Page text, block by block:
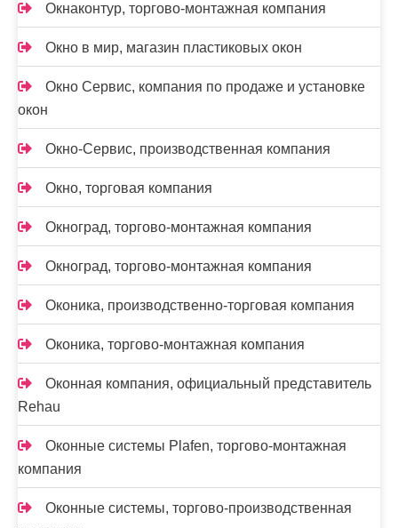
Окнаконтур, торгово-монтажная компания
Окно в мир, магазин пластиковых окон
Окно Сервис, компания по продаже и установке
окон
Окно-Сервис, производственная компания
Окно, торговая компания
Окноград, торгово-монтажная компания
Окноград, торгово-монтажная компания
Оконика, производственно-торговая компания
Оконика, торгово-монтажная компания
Оконная компания, официальный представитель
Rehau
Оконные системы Plafen, торгово-монтажная
компания
Оконные системы, торгово-производственная